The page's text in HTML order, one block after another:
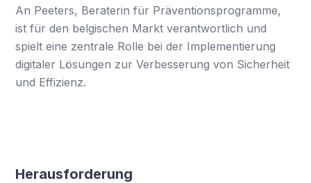
An Peeters, Beraterin für Präventionsprogramme,
ist für den belgischen Markt verantwortlich und
spielt eine zentrale Rolle bei der Implementierung
digitaler Lösungen zur Verbesserung von Sicherheit
und Effizienz.
Herausforderung